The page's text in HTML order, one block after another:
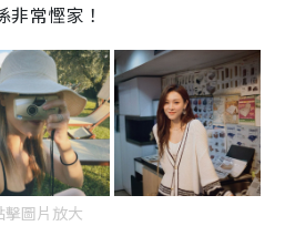
常慳家！
擊圖片放大